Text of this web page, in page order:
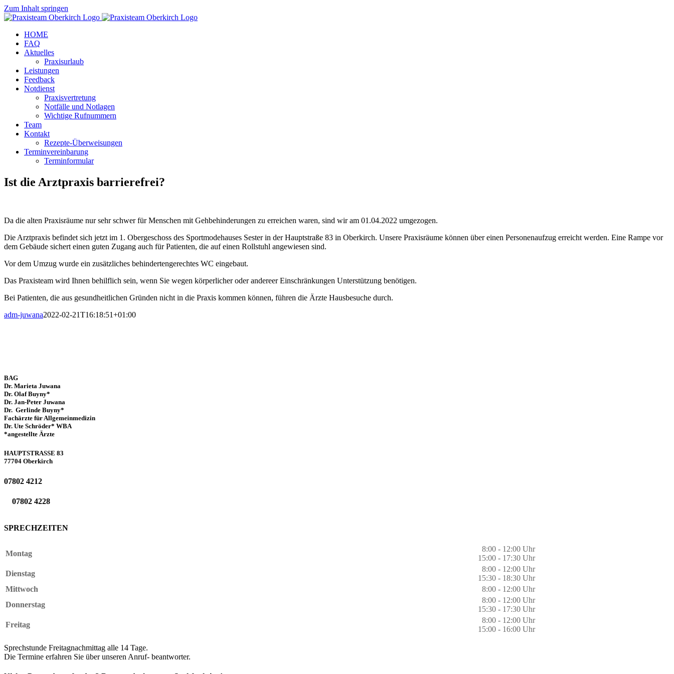
Zum Inhalt springen
HOME
FAQ
Aktuelles
Praxisurlaub
Leistungen
Feedback
Notdienst
Praxisvertretung
Notfälle und Notlagen
Wichtige Rufnummern
Team
Kontakt
Rezepte-Überweisungen
Terminvereinbarung
Terminformular
Ist die Arztpraxis barrierefrei?
Da die alten Praxisräume nur sehr schwer für Menschen mit Gehbehinderungen zu erreichen waren, sind wir am 01.04.2022 umgezogen.
Die Arztpraxis befindet sich jetzt im 1. Obergeschoss des Sportmodehauses Sester in der Hauptstraße 83 in Oberkirch. Unsere Praxisräume können über einen Personenaufzug erreicht werden. Eine Rampe vor
dem Gebäude sichert einen guten Zugang auch für Patienten, die auf einen Rollstuhl angewiesen sind.
Vor dem Umzug wurde ein zusätzliches behindertengerechtes WC eingebaut.
Das Praxisteam wird Ihnen behilflich sein, wenn Sie wegen körperlicher oder andereer Einschränkungen Unterstützung benötigen.
Bei Patienten, die aus gesundheitlichen Gründen nicht in die Praxis kommen können, führen die Ärzte Hausbesuche durch.
adm-juwana2022-02-21T16:18:51+01:00
BAG
Dr. Marieta Juwana
Dr. Olaf Buyny*
Dr. Jan-Peter Juwana
Dr. Gerlinde Buyny*
Fachärzte für Allgemeinmedizin
Dr. Ute Schröder* WBA
*angestellte Ärzte
HAUPTSTRASSE 83
77704 Oberkirch
07802 4212
07802 4228
SPRECHZEITEN
Montag
8:00 - 12:00 Uhr
15:00 - 17:30 Uhr
Dienstag
8:00 - 12:00 Uhr
15:30 - 18:30 Uhr
Mittwoch
8:00 - 12:00 Uhr
Donnerstag
8:00 - 12:00 Uhr
15:30 - 17:30 Uhr
Freitag
8:00 - 12:00 Uhr
15:00 - 16:00 Uhr
Sprechstunde Freitagnachmittag alle 14 Tage.
Die Termine erfahren Sie über unseren Anruf- beantworter.